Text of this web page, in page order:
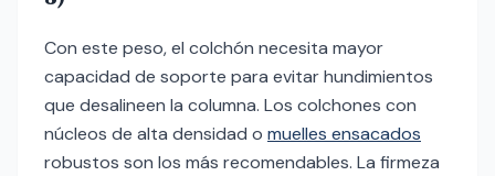
Con este peso, el colchón necesita mayor
capacidad de soporte para evitar hundimientos
que desalineen la columna. Los colchones con
núcleos de alta densidad o muelles ensacados
robustos son los más recomendables. La firmeza